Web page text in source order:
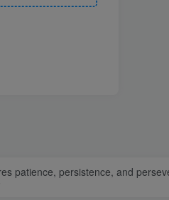
patience, persistence, and